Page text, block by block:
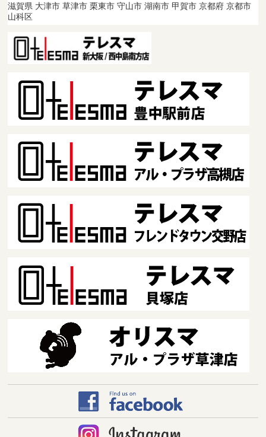
滋賀県 大津市 草津市 栗東市 守山市 湖南市 甲賀市 京都府 京都市
山科区